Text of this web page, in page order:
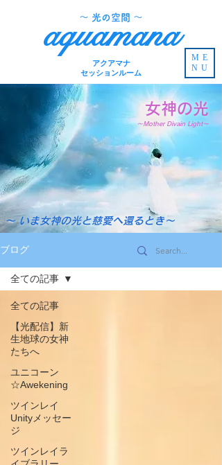
aquamana
​～ 光の空間 ～
アクアマナ
セッションルーム
ME
NU
～Mother Divain Light～
女神の光
～ いま女神の光と慈愛へ還るとき～
ブログ
全ての記事
【光配信】新
生地球の女神
たちへ
ユニコーン
☆Awekening
ツインレイ
Unityメッセー
ジ
ツインレイラ
全ての記事